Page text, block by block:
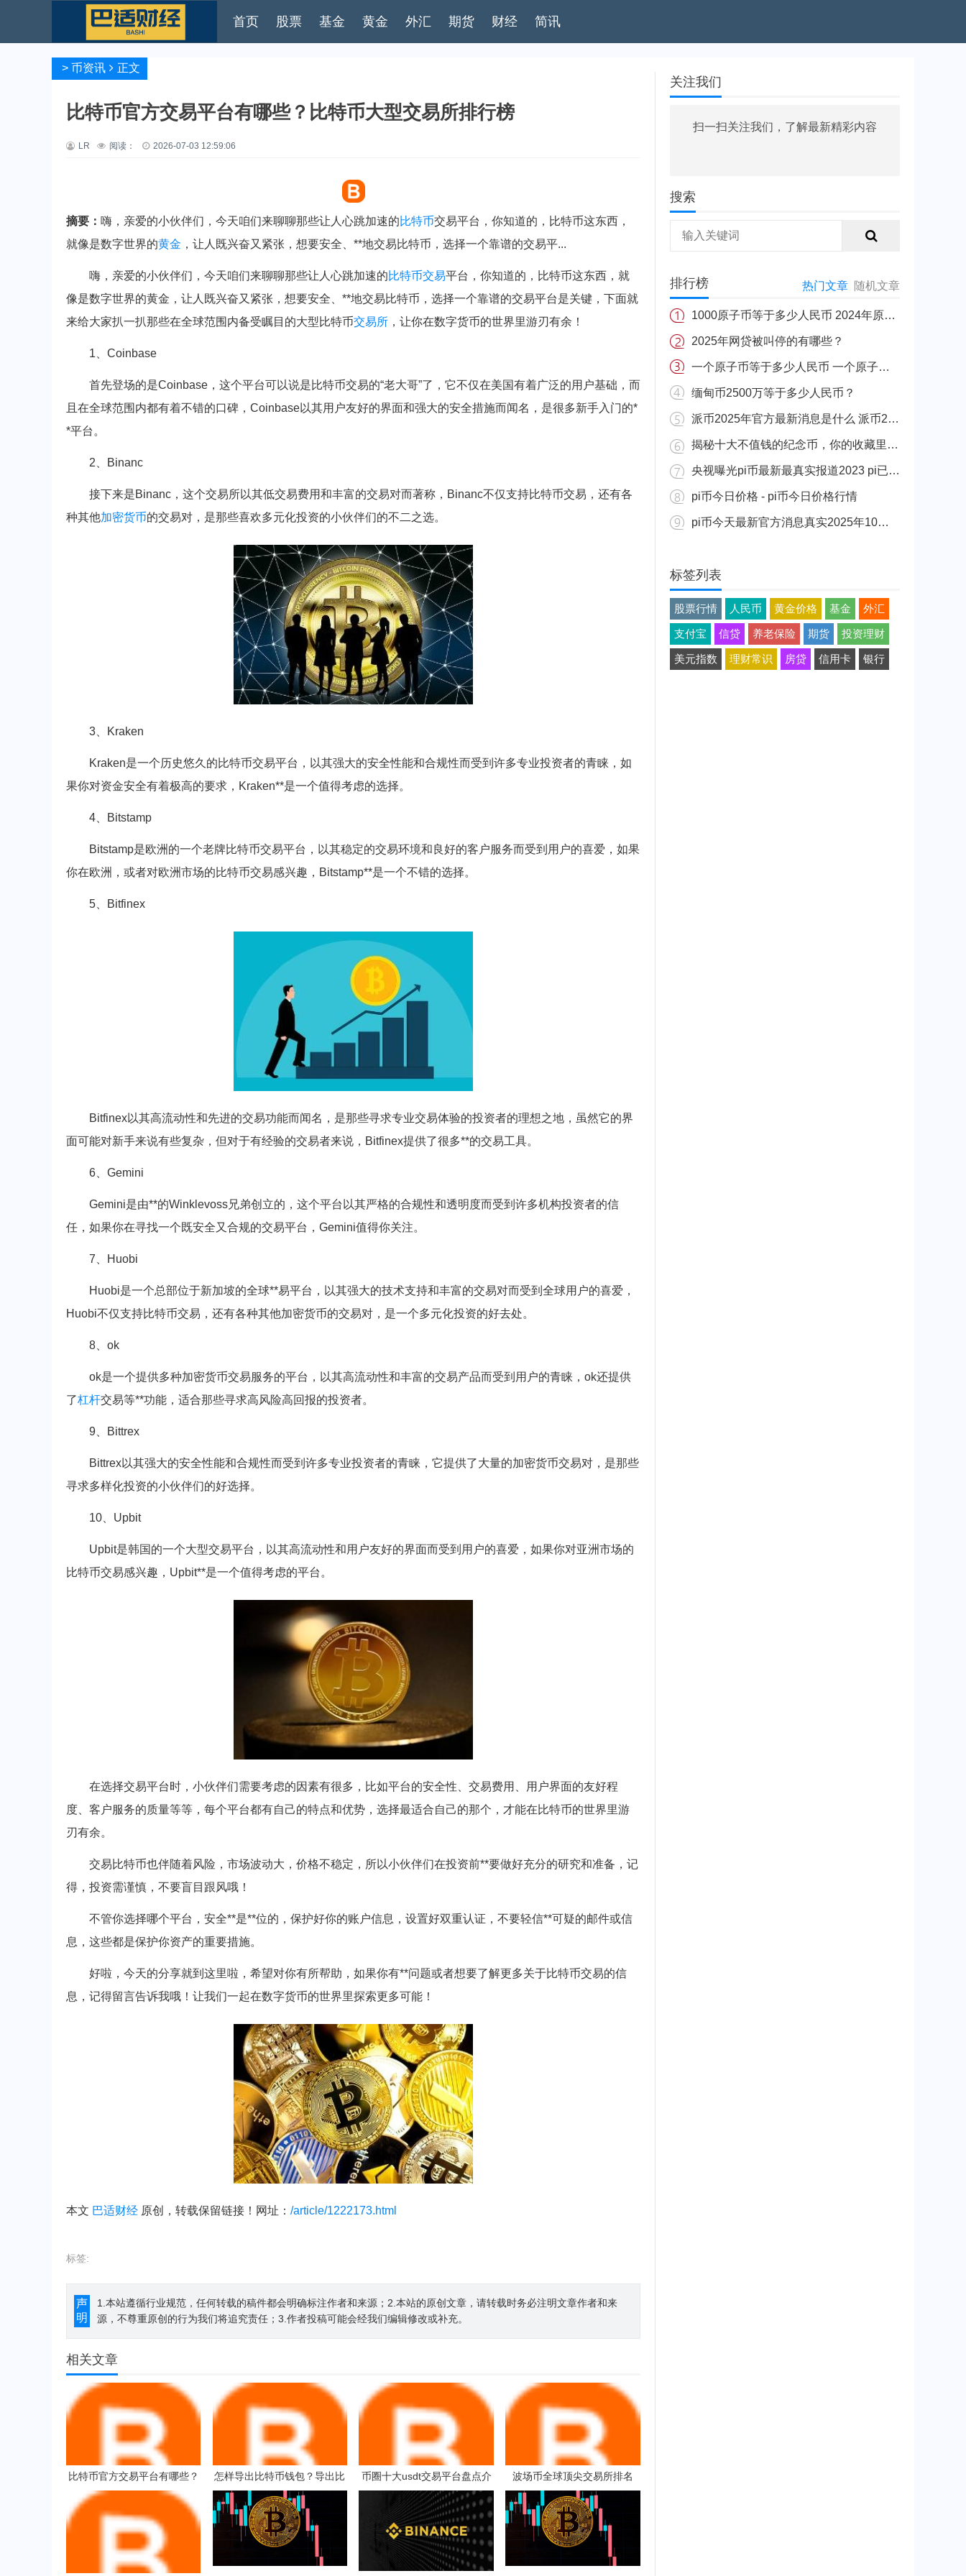
首页 股票 基金 黄金 外汇 期货 财经 简讯
> 币资讯 正文
比特币官方交易平台有哪些？比特币大型交易所排行榜
LR 阅读： 2026-07-03 12:59:06
摘要： 嗨，亲爱的小伙伴们，今天咱们来聊聊那些让人心跳加速的比特币交易平台，你知道的，比特币这东西，
就像是数字世界的黄金 ，让人既兴奋又紧张，想要安全、**地交易比特币，选择一个靠谱的交易平...
嗨，亲爱的小伙伴们，今天咱们来聊聊那些让人心跳加速的比特币交易平台，你知道的，比特币这东西，就
像是数字世界的黄金，让人既兴奋又紧张，想要安全、**地交易比特币，选择一个靠谱的交易平台是关键，下面就
来给大家扒一扒那些在全球范围内备受瞩目的大型比特币交易所 ，让你在数字货币的世界里游刃有余！
1、Coinbase
首先登场的是Coinbase，这个平台可以说是比特币交易的“老大哥”了，它不仅在美国有着广泛的用户基础，而
且在全球范围内都有着不错的口碑，Coinbase以其用户友好的界面和强大的安全措施而闻名，是很多新手入门的*
*平台。
2、Binanc
接下来是Binanc，这个交易所以其低交易费用和丰富的交易对而著称，Binanc不仅支持比特币交易，还有各
种其他加密货币的交易对，是那些喜欢多元化投资的小伙伴们的不二之选。
3、Kraken
Kraken是一个历史悠久的比特币交易平台，以其强大的安全性能和合规性而受到许多专业投资者的青睐，如
果你对资金安全有着极高的要求，Kraken**是一个值得考虑的选择。
4、Bitstamp
Bitstamp是欧洲的一个老牌比特币交易平台，以其稳定的交易环境和良好的客户服务而受到用户的喜爱，如果
你在欧洲，或者对欧洲市场的比特币交易感兴趣，Bitstamp**是一个不错的选择。
5、Bitfinex
Bitfinex以其高流动性和先进的交易功能而闻名，是那些寻求专业交易体验的投资者的理想之地，虽然它的界
面可能对新手来说有些复杂，但对于有经验的交易者来说，Bitfinex提供了很多**的交易工具。
6、Gemini
Gemini是由**的Winklevoss兄弟创立的，这个平台以其严格的合规性和透明度而受到许多机构投资者的信
任，如果你在寻找一个既安全又合规的交易平台，Gemini值得你关注。
7、Huobi
Huobi是一个总部位于新加坡的全球**易平台，以其强大的技术支持和丰富的交易对而受到全球用户的喜爱，
Huobi不仅支持比特币交易，还有各种其他加密货币的交易对，是一个多元化投资的好去处。
8、ok
ok是一个提供多种加密货币交易服务的平台，以其高流动性和丰富的交易产品而受到用户的青睐，ok还提供
了杠杆交易等**功能，适合那些寻求高风险高回报的投资者。
9、Bittrex
Bittrex以其强大的安全性能和合规性而受到许多专业投资者的青睐，它提供了大量的加密货币交易对，是那些
寻求多样化投资的小伙伴们的好选择。
10、Upbit
Upbit是韩国的一个大型交易平台，以其高流动性和用户友好的界面而受到用户的喜爱，如果你对亚洲市场的
比特币交易感兴趣，Upbit**是一个值得考虑的平台。
在选择交易平台时，小伙伴们需要考虑的因素有很多，比如平台的安全性、交易费用、用户界面的友好程
度、客户服务的质量等等，每个平台都有自己的特点和优势，选择最适合自己的那个，才能在比特币的世界里游
刃有余。
交易比特币也伴随着风险，市场波动大，价格不稳定，所以小伙伴们在投资前**要做好充分的研究和准备，记
得，投资需谨慎，不要盲目跟风哦！
不管你选择哪个平台，安全**是**位的，保护好你的账户信息，设置好双重认证，不要轻信**可疑的邮件或信
息，这些都是保护你资产的重要措施。
好啦，今天的分享就到这里啦，希望对你有所帮助，如果你有**问题或者想要了解更多关于比特币交易的信
息，记得留言告诉我哦！让我们一起在数字货币的世界里探索更多可能！
本文 巴适财经 原创，转载保留链接！网址： /article/1222173.html
标签:
声
明
1.本站遵循行业规范，任何转载的稿件都会明确标注作者和来源；2.本站的原创文章，请转载时务必注明文章作者和来
源，不尊重原创的行为我们将追究责任；3.作者投稿可能会经我们编辑修改或补充。
相关文章
比特币官方交易平台有哪些？
比特币大型交易所排行榜
怎样导出比特币钱包？导出比
特币钱包教程
币圈十大usdt交易平台盘点介
绍 USDT交易平台评价排行
波场币全球顶尖交易所排名
关注我们
扫一扫关注我们，了解最新精彩内容
搜索
排行榜 热门文章 随机文章
1000原子币等于多少人民币 2024年原子币最新价格介绍一览
2025年网贷被叫停的有哪些？
一个原子币等于多少人民币 一个原子币价格介绍
缅甸币2500万等于多少人民币？
派币2025年官方最新消息是什么 派币2025年官方最新消息真实分享
揭秘十大不值钱的纪念币，你的收藏里有吗？
央视曝光pi币最新最真实报道2023 pi已经成功了是真的吗（假的）
pi币今日价格 - pi币今日价格行情
pi币今天最新官方消息真实2025年10月 派币今天最新消息介绍
标签列表
股票行情 人民币 黄金价格 基金 外汇
支付宝 信贷 养老保险 期货 投资理财
美元指数 理财常识 房贷 信用卡 银行